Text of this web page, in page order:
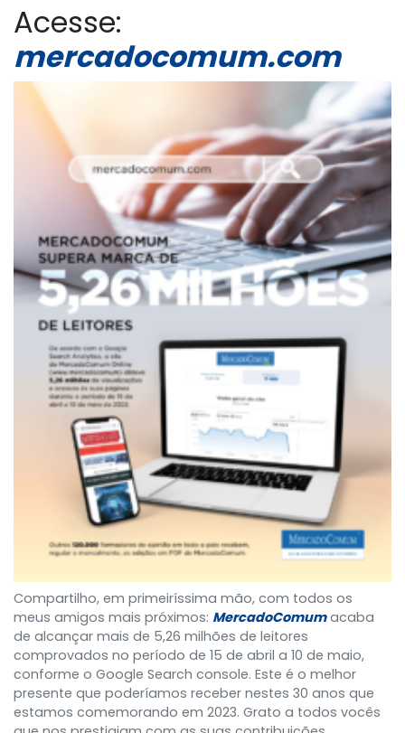
Acesse:
mercadocomum.com
Compartilho, em primeiríssima mão, com todos os
meus amigos mais próximos: MercadoComumacaba
de alcançar mais de 5,26 milhões de leitores
comprovados no período de 15 de abril a 10 de maio,
conforme o Google Search console. Este é o melhor
presente que poderíamos receber nestes 30 anos que
estamos comemorando em 2023. Grato a todos vocês